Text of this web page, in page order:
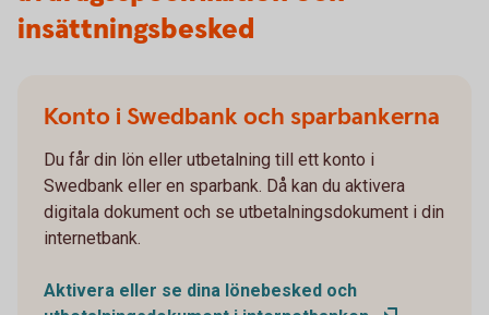
insättningsbesked
Konto i Swedbank och sparbankerna
Du får din lön eller utbetalning till ett konto i
Swedbank eller en sparbank. Då kan du aktivera
digitala dokument och se utbetalningsdokument i din
internetbank.
Aktivera eller se dina lönebesked och